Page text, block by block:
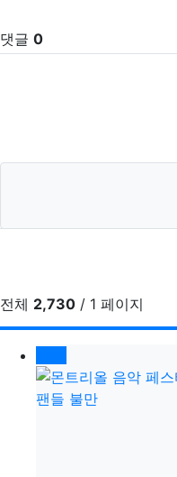
댓글 0
전체 2,730 / 1 페이지